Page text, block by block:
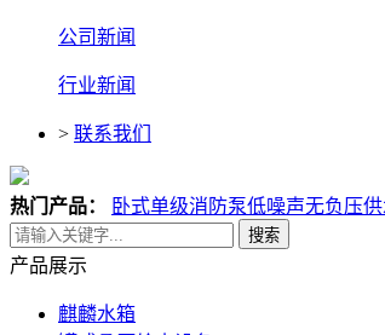
公司新闻
行业新闻
> 联系我们
热门产品： 卧式单级消防泵低噪声无负压
搜索
产品展示
麒麟水箱